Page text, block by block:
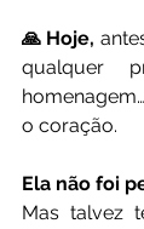
🙏 Hoje,
qualquer
o coração.
Ela não foi
Mas talvez